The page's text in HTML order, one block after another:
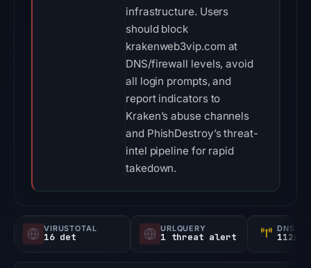
infrastructure. Users
should block
krakenweb3vip.com at
DNS/firewall levels, avoid
all login prompts, and
report indicators to
Kraken’s abuse channels
and PhishDestroy’s threat-
intel pipeline for rapid
takedown.
VIRUSTOTAL
16 det
URLQUERY
1 threat alert
DNS
112/